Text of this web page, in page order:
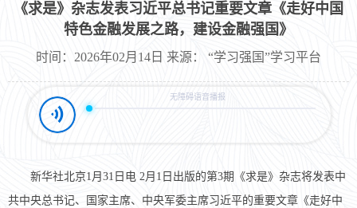
《求是》杂志发表习近平总书记重要文章《走好中国
特色金融发展之路，建设金融强国》
时间：2026年02月14日 来源： “学习强国”学习平台
新华社北京1月31日电 2月1日出版的第3期《求是》杂志将发表中
共中央总书记、国家主席、中央军委主席习近平的重要文章《走好中